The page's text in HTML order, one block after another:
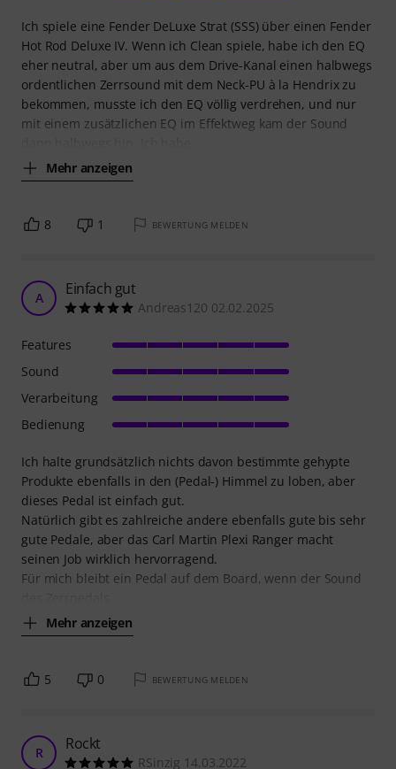
Ich spiele eine Fender DeLuxe Strat (SSS) über einen Fender
Hot Rod Deluxe IV. Wenn ich Clean spiele, habe ich den EQ
eher neutral, aber um aus dem Drive-Kanal einen halbwegs
ordentlichen Zerrsound mit dem Neck-PU à la Hendrix zu
bekommen, musste ich den EQ völlig verdrehen, und nur
mit einem zusätzlichen EQ im Effektweg kam der Sound
Mehr anzeigen
8 1 BEWERTUNG MELDEN
A Einfach gut
Andreas120 02.02.2025
Ich halte grundsätzlich nichts davon bestimmte gehypte
Produkte ebenfalls in den (Pedal-) Himmel zu loben, aber
dieses Pedal ist einfach gut.
Natürlich gibt es zahlreiche andere ebenfalls gute bis sehr
gute Pedale, aber das Carl Martin Plexi Ranger macht
seinen Job wirklich hervorragend.
Für mich bleibt ein Pedal auf dem Board, wenn der Sound
Mehr anzeigen
Features
Sound
Verarbeitung
Bedienung
5 0 BEWERTUNG MELDEN
R Rockt
RSinzig 14.03.2022